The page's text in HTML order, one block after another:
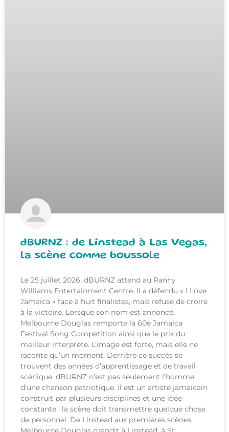
dBURNZ : de Linstead à Las Vegas,
la scène comme boussole
Le 25 juillet 2026, dBURNZ attend au Ranny
Williams Entertainment Centre. Il a défendu « I Love
Jamaica » face à huit finalistes, mais refuse de croire
à la victoire. Lorsque son nom est annoncé,
Melbourne Douglas remporte la 60e Jamaica
Festival Song Competition ainsi que le prix du
meilleur interprète. L’image est forte, mais elle ne
raconte qu’un moment. Derrière ce succès se
trouvent des années d’apprentissage et de travail
scénique. dBURNZ n’est pas seulement l’homme
d’une chanson patriotique. Il est un artiste jamaïcain
construit par plusieurs disciplines et une idée
constante : la scène doit transmettre quelque chose
de personnel. De Linstead aux premières scènes